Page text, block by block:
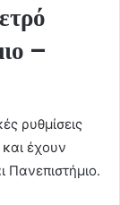
–
ρυθμίσεις
έχουν
Πανεπιστήμιο.